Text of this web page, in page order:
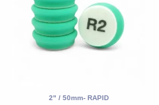
2" / 50mm- RAPID